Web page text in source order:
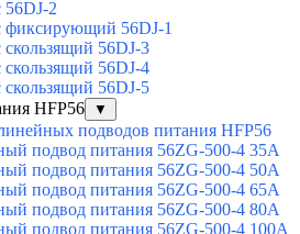
56DJ-2
фиксирующий 56DJ-1
скользящий 56DJ-3
скользящий 56DJ-4
скользящий 56DJ-5
HFP56
▼
подводов питания HFP56
подвод питания 56ZG-500-4 35A
подвод питания 56ZG-500-4 50A
подвод питания 56ZG-500-4 65A
подвод питания 56ZG-500-4 80A
подвод питания 56ZG-500-4 100A